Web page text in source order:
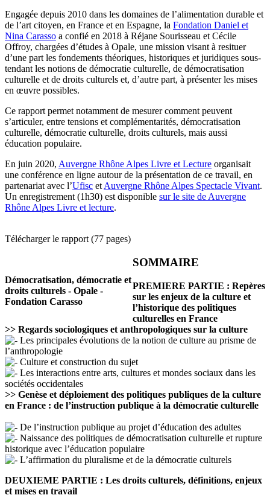
Engagée depuis 2010 dans les domaines de l’alimentation durable et
de l’art citoyen, en France et en Espagne, la Fondation Daniel et
Nina Carasso a confié en 2018 à Réjane Sourisseau et Cécile
Offroy, chargées d’études à Opale, une mission visant à resituer
d’une part les fondements théoriques, historiques et juridiques sous-
tendant les notions de démocratie culturelle, de démocratisation
culturelle et de droits culturels et, d’autre part, à présenter les mises
en œuvre possibles.
Ce rapport permet notamment de mesurer comment peuvent
s’articuler, entre tensions et complémentarités, démocratisation
culturelle, démocratie culturelle, droits culturels, mais aussi
éducation populaire.
En juin 2020, Auvergne Rhône Alpes Livre et Lecture organisait
une conférence en ligne autour de la présentation de ce travail, en
partenariat avec l’Ufisc et Auvergne Rhône Alpes Spectacle Vivant.
Un enregistrement (1h30) est disponible sur le site de Auvergne
Rhône Alpes Livre et lecture.
Télécharger le rapport (77 pages)
Démocratisation, démocratie et
droits culturels - Opale -
Fondation Carasso
SOMMAIRE
PREMIERE PARTIE : Repères
sur les enjeux de la culture et
l’historique des politiques
culturelles en France
>> Regards sociologiques et anthropologiques sur la culture
Les principales évolutions de la notion de culture au prisme de
l’anthropologie
Culture et construction du sujet
Les interactions entre arts, cultures et mondes sociaux dans les
sociétés occidentales
>> Genèse et déploiement des politiques publiques de la culture
en France : de l’instruction publique à la démocratie culturelle
De l’instruction publique au projet d’éducation des adultes
Naissance des politiques de démocratisation culturelle et rupture
historique avec l’éducation populaire
L’affirmation du pluralisme et de la démocratie culturels
DEUXIEME PARTIE : Les droits culturels, définitions, enjeux
et mises en travail